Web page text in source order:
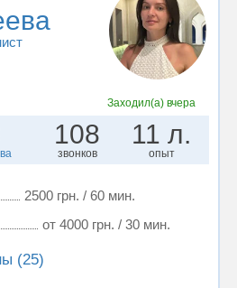
Заходил(а) вчера
108
звонков
11 л.
опыт
2500 грн. / 60 мин.
от 4000 грн. / 30 мин.
(25)